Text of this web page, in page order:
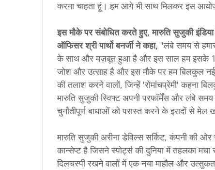
करना चाहता हूं। हम आगे भी साथ मिलकर इस
इस मौके पर संबोधित करते हुए, मारुति सुजुकी
ऑफिसर श्री पार्थो बनर्जी ने कहा, "लंबे समय से
के साथ और मज़बूत हुआ है और इस साल हम इसके
जोश और उत्साह है और इस मौके पर हम बिलकुल नई
की तलाश करने वालों, जिन्हें 'रोमांचप्रेमी' कहना
मारुति सुजुकी स्विफ्ट अपनी परफॉर्मेंस और लंबे
चुनौतीपूर्ण बाधाओं को परास्त करने के इरादों से मेल
मारुति सुजुकी अरीना डेविल्स सर्किट, कंपनी की
कान्सेप्ट है जिसने स्पोर्ट्स की दुनिया में तहलका
दिलचस्पी रखने वालों में एक नया माहौल और